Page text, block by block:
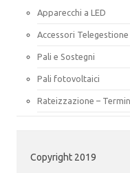
Apparecchi a LED
Accessori
Pali e Sostegni
Pali fotovoltaici
Rateizzazione –
Copyright 2019